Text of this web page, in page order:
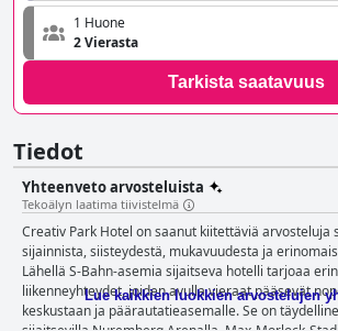
1 Huone
2 Vierasta
Tarkista saatavuus
Tiedot
Yhteenveto arvosteluista
Tekoälyn laatima tiivistelmä
Creativ Park Hotel on saanut kiitettäviä arvosteluja
sijainnista, siisteydestä, mukavuudesta ja
Lähellä S-Bahn-asemia sijaitseva hotelli tarjoaa
liikenneyhteydet, joiden avulla vieraat pääsevät
keskustaan ja päärautatieasemalle. Se on
Lue kaikkien luokkien arvostelujen